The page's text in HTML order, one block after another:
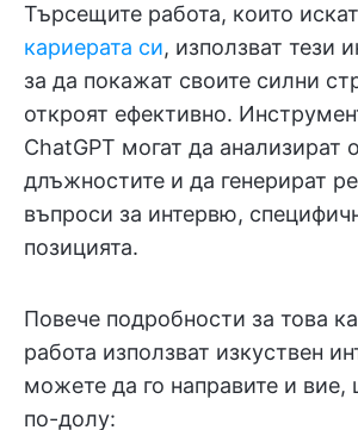
Търсещите работа, които
кариерата си, използват тези
за да покажат своите силни
откроят ефективно.
ChatGPT могат да анализират
длъжностите и да генерират
въпроси за интервю,
позицията.
Повече подробности за това
работа използват изкуствен
можете да го направите и
по-долу: